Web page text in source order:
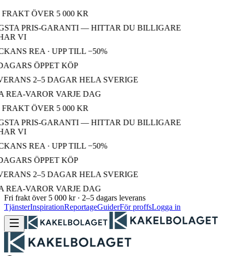
ÖVER 5 000 KR
PRIS-GARANTI — HITTAR DU BILLIGARE
VI
REA · UPP TILL −50%
ÖPPET KÖP
2–5 DAGAR HELA SVERIGE
VAROR VARJE DAG
ÖVER 5 000 KR
PRIS-GARANTI — HITTAR DU BILLIGARE
VI
REA · UPP TILL −50%
ÖPPET KÖP
2–5 DAGAR HELA SVERIGE
VAROR VARJE DAG
Fri frakt över 5 000 kr · 2–5 dagars leverans
TjänsterInspirationReportageGuiderFör proffsLogga in